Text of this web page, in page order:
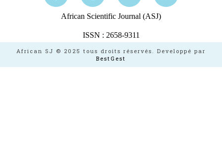
African Scientific Journal (ASJ)
ISSN : 2658-9311
African SJ © 2025 tous droits réservés. Developpé par
BestGest